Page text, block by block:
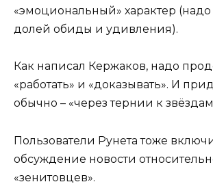
«эмоциональный» характер (надо
долей обиды и удивления).
Как написал Кержаков, надо
«работать» и «доказывать». И
обычно – «через тернии к
Пользователи Рунета тоже
обсуждение новости
«зенитовцев».